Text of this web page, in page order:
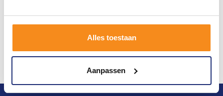
Alles toestaan
Aanpassen